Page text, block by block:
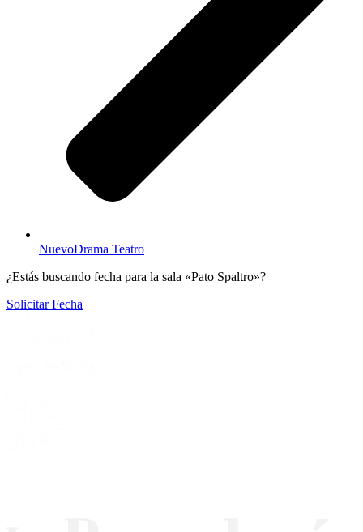
NuevoDrama Teatro
¿Estás buscando fecha para la sala «Pato Spaltro»?
Solicitar Fecha